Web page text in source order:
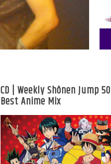
CD | Weekly Shônen Jump
Best Anime Mix